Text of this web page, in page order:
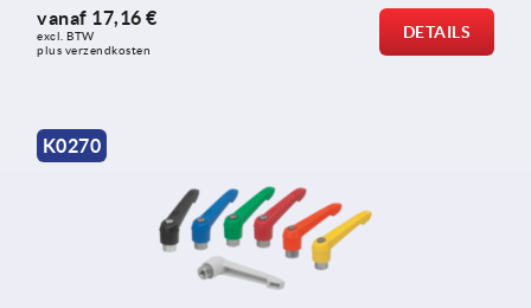
vanaf 17,16 €
excl. BTW
plus verzendkosten
DETAILS
K0270